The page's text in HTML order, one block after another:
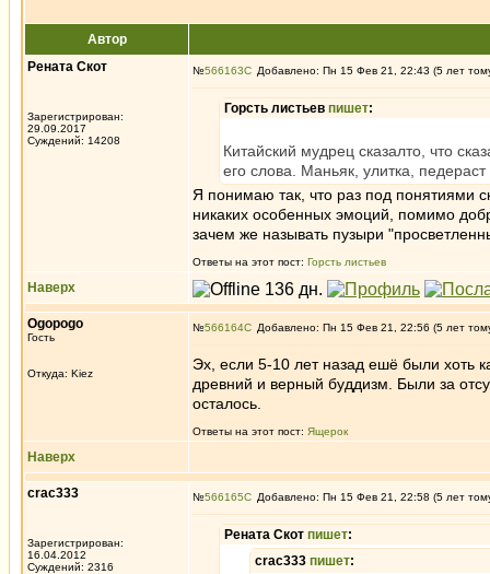
Автор
Рената Скот
Зарегистрирован:
29.09.2017
Суждений: 14208
№566163 Добавлено: Пн 15 Фев 21, 22:43 (5 лет
Горсть листьев пишет:
Китайский мудрец сказалто, что
его слова. Маньяк, улитка,
Я понимаю так, что раз под понятиями
никаких особенных эмоций, помимо
зачем же называть пузыри
Ответы на этот пост: Горсть листьев
Наверх
Ogopogo
Гость
Откуда: Kiez
№566164 Добавлено: Пн 15 Фев 21, 22:56 (5 лет
Эх, если 5-10 лет назад ешё были хоть
древний и верный буддизм. Были за
осталось.
Ответы на этот пост: Ящерок
Наверх
crac333
Зарегистрирован:
16.04.2012
Суждений: 2316
№566165 Добавлено: Пн 15 Фев 21, 22:58 (5 лет
Рената Скот пишет:
crac333 пишет: